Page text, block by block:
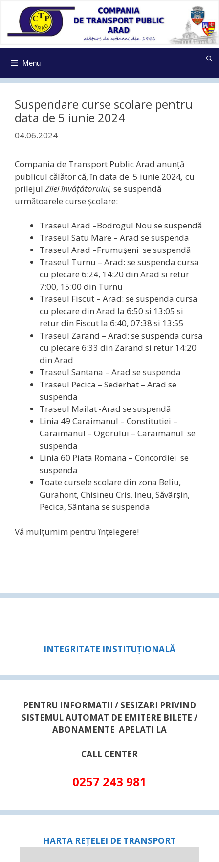
conținut
Menu
Suspendare curse scolare pentru
data de 5 iunie 2024
04.06.2024
Compania de Transport Public Arad anunţă
publicul călător că, în data de 5 iunie 2024, cu
prilejul Zileiînvățătorului, se suspendă
următoarele curse școlare:
Traseul Arad –Bodrogul Nou se suspendă
Traseul Satu Mare – Arad se suspenda
Traseul Arad –Frumușeni se suspendă
Traseul Turnu – Arad: se suspenda cursa
cu plecare 6:24, 14:20 din Arad si retur
7:00, 15:00 din Turnu
Traseul Fiscut – Arad: se suspenda cursa
cu plecare din Arad la 6:50 si 13:05 si
retur din Fiscut la 6:40, 07:38 si 13:55
Traseul Zarand – Arad: se suspenda cursa
cu plecare 6:33 din Zarand si retur 14:20
din Arad
Traseul Santana – Arad se suspenda
Traseul Pecica – Sederhat – Arad se
suspenda
Traseul Mailat -Arad se suspendă
Linia 49 Caraimanul – Constitutiei –
Caraimanul – Ogorului – Caraimanul se
suspenda
Linia 60 Piata Romana – Concordiei se
suspenda
Toate cursele scolare din zona Beliu,
Gurahont, Chisineu Cris, Ineu, Săvârșin,
Pecica, Sântana se suspenda
Vă mulţumim pentru înţelegere!
INTEGRITATE INSTITUȚIONALĂ
PENTRU INFORMATII / SESIZARI PRIVIND
SISTEMUL AUTOMAT DE EMITERE BILETE /
ABONAMENTE APELATI LA
CALL CENTER
0257 243 981
HARTA REȚELEI DE TRANSPORT